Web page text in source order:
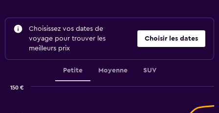
Choisissez vos dates de
voyage pour trouver les
meilleurs prix
Choisir les dates
Petite Moyenne SUV
150 €